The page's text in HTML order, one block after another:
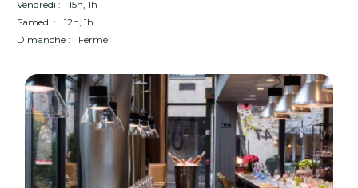
Vendredi :
15h, 1h
Samedi :
12h, 1h
Dimanche :
Fermé